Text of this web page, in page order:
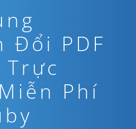
Đổi PDF
Trực
Phí